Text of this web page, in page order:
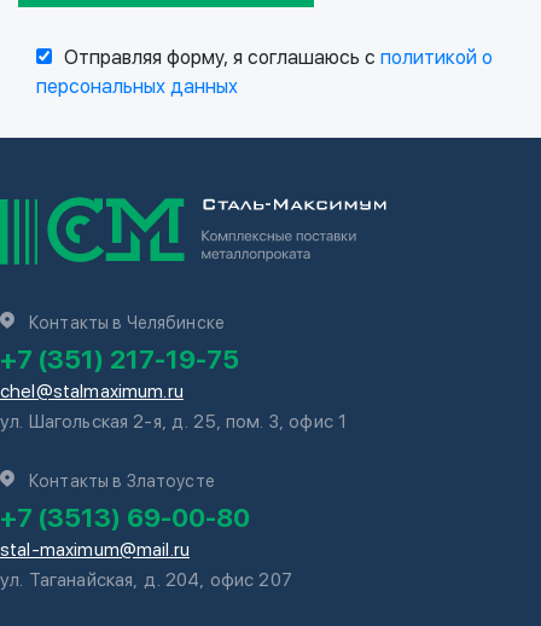
Отправляя форму, я соглашаюсь с политикой о
персональных данных
Контакты в Челябинске
+7 (351) 217-19-75
chel@stalmaximum.ru
ул. Шагольская 2-я, д. 25, пом. 3, офис 1
Контакты в Златоусте
+7 (3513) 69-00-80
stal-maximum@mail.ru
ул. Таганайская, д. 204, офис 207